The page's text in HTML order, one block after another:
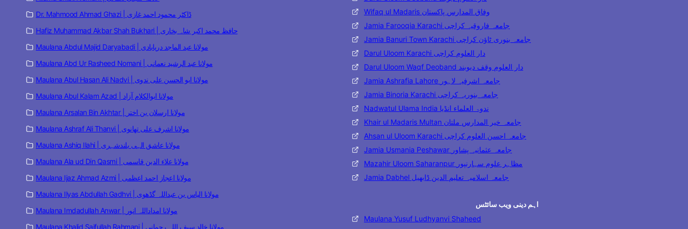
Dr. Mahmood Ahmad Ghazi | ڈاکٹر محمود احمد غازی
Hafiz Muhammad Akbar Shah Bukhari | حافظ محمد اکبر شاہ بخاری
Maulana Abdul Majid Daryabadi | مولانا عبد الماجد دریابادی
Maulana Abd Ur Rasheed Nomani | مولانا عبد الرشید نعمانی
Maulana Abul Hasan Ali Nadvi | مولانا ابو الحسن علی ندوی
Maulana Abul Kalam Azad | مولانا ابوالکلام آزاد
Maulana Arsalan Bin Akhtar | مولانا ارسلان بن اختر
Maulana Ashraf Ali Thanvi | مولانا اشرف علی تھانوی
Maulana Ashiq Ilahi | مولانا عاشق الہی بلندشہری
Maulana Ala ud Din Qasmi | مولانا علاء الدین قاسمی
Maulana Ijaz Ahmad Azmi | مولانا اعجاز احمد اعظمی
Maulana Ilyas Abdullah Gadhvi | مولانا الیاس بن عبداللہ گڈھوی
Maulana Imdadullah Anwar | مولانا امداداللہ انور
Maulana Khalid Saifullah Rahmani | مولانا خالد سیف اللہ رحمانی
Wifaq ul Madaris وفاق المدارس پاکستان
Jamia Farooqia Karachi جامعہ فاروقیہ کراچی
Jamia Banuri Town Karachi جامعہ بنوری ٹاؤن کراچی
Darul Uloom Karachi دار العلوم کراچی
Darul Uloom Waqf Deoband دار العلوم وقف دیوبند
Jamia Ashrafia Lahore جامعہ اشرفیہ لاہور
Jamia Binoria Karachi جامعہ بنوریہ کراچی
Nadwatul Ulama India ندوۃ العلماء انڈیا
Khair ul Madaris Multan جامعہ خیر المدارس ملتان
Ahsan ul Uloom Karachi جامعہ احسن العلوم کراچی
Jamia Usmania Peshawar جامعہ عثمانیہ پشاور
Mazahir Uloom Saharanpur مظاہر علوم سہارنپور
Jamia Dabhel جامعہ اسلامیہ تعلیم الدین ڈابھیل
اہم دینی ویب سائٹس
Maulana Yusuf Ludhyanvi Shaheed